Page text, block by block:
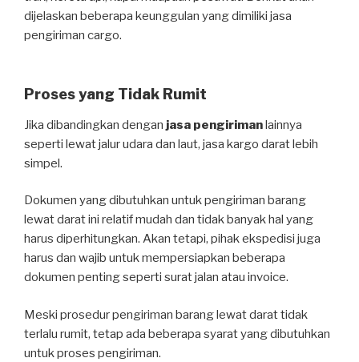
dijelaskan beberapa keunggulan yang dimiliki jasa
pengiriman cargo.
Proses yang Tidak Rumit
Jika dibandingkan dengan jasa pengirimanlainnya
seperti lewat jalur udara dan laut, jasa kargo darat lebih
simpel.
Dokumen yang dibutuhkan untuk pengiriman barang
lewat darat ini relatif mudah dan tidak banyak hal yang
harus diperhitungkan. Akan tetapi, pihak ekspedisi juga
harus dan wajib untuk mempersiapkan beberapa
dokumen penting seperti surat jalan atau invoice.
Meski prosedur pengiriman barang lewat darat tidak
terlalu rumit, tetap ada beberapa syarat yang dibutuhkan
untuk proses pengiriman.